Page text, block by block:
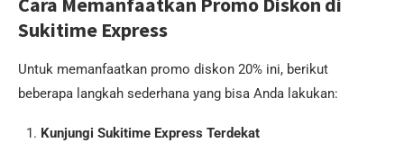
Sukitime Express
Untuk memanfaatkan promo diskon 20% ini, berikut
beberapa langkah sederhana yang bisa Anda lakukan:
Kunjungi Sukitime Express Terdekat